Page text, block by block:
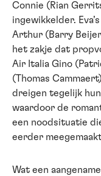
Connie (Rian
ingewikkelder.
Arthur (Barry
het zakje dat
Air Italia Gino
(Thomas
dreigen tegelijk
waardoor de
een noodsituatie
eerder
Wat een